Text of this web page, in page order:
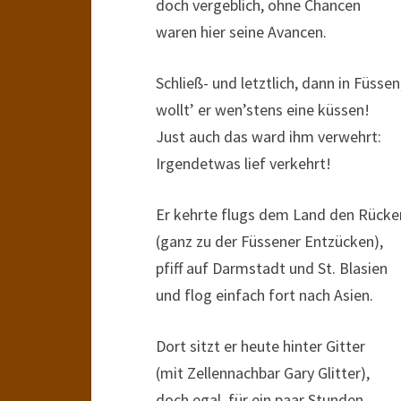
doch vergeblich, ohne Chancen
waren hier seine Avancen.
Schließ- und letztlich, dann in
wollt’ er wen’stens eine küssen!
Just auch das ward ihm verwehrt:
Irgendetwas lief verkehrt!
Er kehrte flugs dem Land den
(ganz zu der Füssener Entzücken),
pfiff auf Darmstadt und St. Blasien
und flog einfach fort nach Asien.
Dort sitzt er heute hinter Gitter
(mit Zellennachbar Gary Glitter),